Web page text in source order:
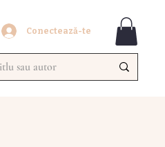
Conectează-te